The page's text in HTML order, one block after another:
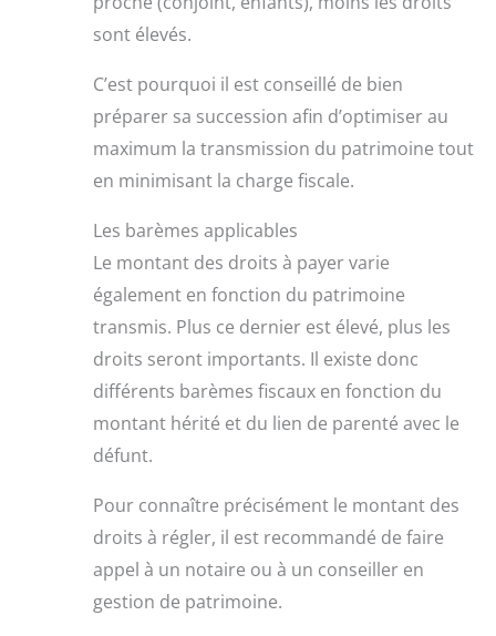
sont élevés.
C’est pourquoi il est conseillé de bien
préparer sa succession afin d’optimiser au
maximum la transmission du patrimoine tout
en minimisant la charge fiscale.
Les barèmes applicables
Le montant des droits à payer varie
également en fonction du patrimoine
transmis. Plus ce dernier est élevé, plus les
droits seront importants. Il existe donc
différents barèmes fiscaux en fonction du
montant hérité et du lien de parenté avec le
défunt.
Pour connaître précisément le montant des
droits à régler, il est recommandé de faire
appel à un notaire ou à un conseiller en
gestion de patrimoine.